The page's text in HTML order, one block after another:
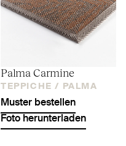
Palma Carmine
TEPPICHE / PALMA
Muster bestellen
Foto herunterladen